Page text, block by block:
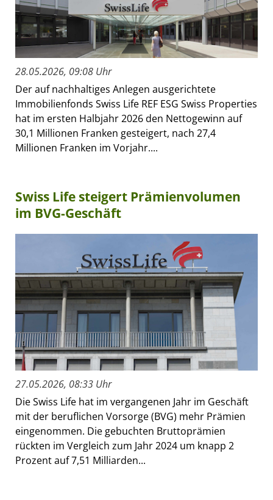
28.05.2026, 09:08 Uhr
Der auf nachhaltiges Anlegen ausgerichtete
Immobilienfonds Swiss Life REF ESG Swiss Properties
hat im ersten Halbjahr 2026 den Nettogewinn auf
30,1 Millionen Franken gesteigert, nach 27,4
Millionen Franken im Vorjahr....
Swiss Life steigert Prämienvolumen
im BVG-Geschäft
27.05.2026, 08:33 Uhr
Die Swiss Life hat im vergangenen Jahr im Geschäft
mit der beruflichen Vorsorge (BVG) mehr Prämien
eingenommen. Die gebuchten Bruttoprämien
rückten im Vergleich zum Jahr 2024 um knapp 2
Prozent auf 7,51 Milliarden...